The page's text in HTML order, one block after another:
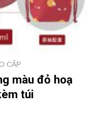
CẤP
màu đỏ hoạ
túi